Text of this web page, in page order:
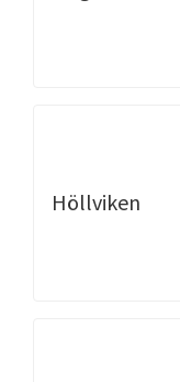
Höllviken